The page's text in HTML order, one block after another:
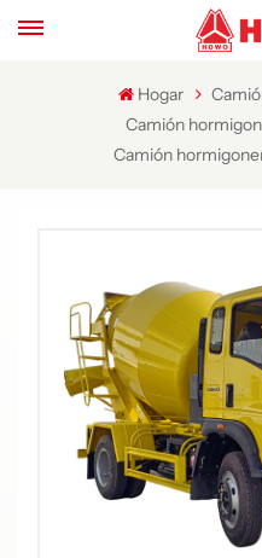
Hogar
Camión
Camión